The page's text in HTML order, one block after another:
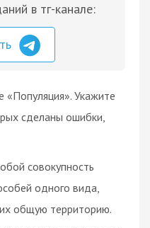
в тг-канале:
«Популяция». Укажите
сделаны ошибки,
совокупность
одного вида,
общую территорию.